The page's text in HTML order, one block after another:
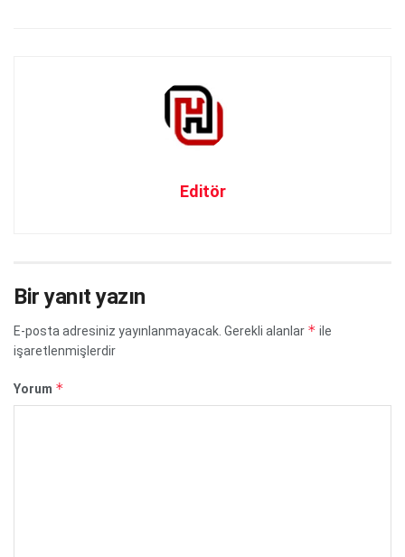
Editör
Bir yanıt yazın
E-posta adresiniz yayınlanmayacak. Gerekli alanlar * ile
işaretlenmişlerdir
Yorum *